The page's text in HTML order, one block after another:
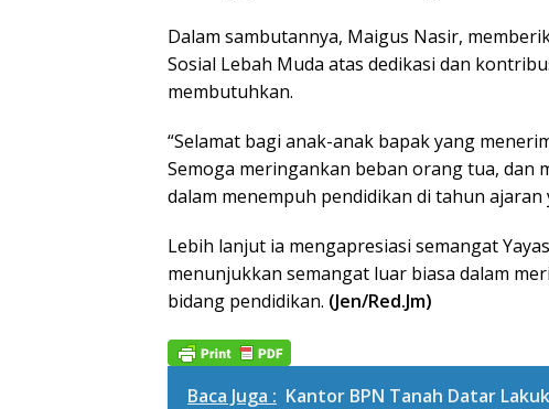
Dalam sambutannya, Maigus Nasir,
Sosial Lebah Muda atas dedikasi dan
membutuhkan.
“Selamat bagi anak-anak bapak yang
Semoga meringankan beban orang tua, dan
dalam menempuh pendidikan di tahun ajaran
Lebih lanjut ia mengapresiasi semangat
menunjukkan semangat luar biasa dalam
bidang pendidikan. (Jen/Red.Jm)
Baca Juga : Kantor BPN Tanah Datar